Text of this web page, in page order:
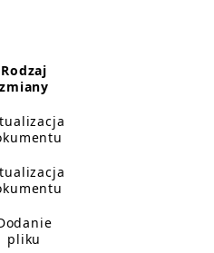
Rodzaj
zmiany
pliku